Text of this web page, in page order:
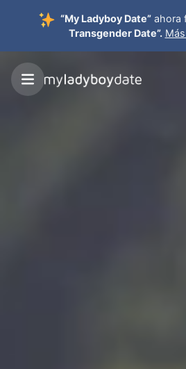
“My Ladyboy Date” ahora
Transgender Date”.